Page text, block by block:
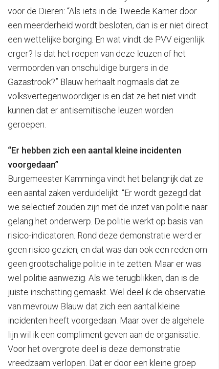
voor de Dieren: “Als iets in de Tweede Kamer door
een meerderheid wordt besloten, dan is er niet direct
een wettelijke borging. En wat vindt de PVV eigenlijk
erger? Is dat het roepen van deze leuzen of het
vermoorden van onschuldige burgers in de
Gazastrook?” Blauw herhaalt nogmaals dat ze
volksvertegenwoordiger is en dat ze het niet vindt
kunnen dat er antisemitische leuzen worden
geroepen.
“Er hebben zich een aantal kleine incidenten
voorgedaan”
Burgemeester Kamminga vindt het belangrijk dat ze
een aantal zaken verduidelijkt: “Er wordt gezegd dat
we selectief zouden zijn met de inzet van politie naar
gelang het onderwerp. De politie werkt op basis van
risico-indicatoren. Rond deze demonstratie werd er
geen risico gezien, en dat was dan ook een reden om
geen grootschalige politie in te zetten. Maar er was
wel politie aanwezig. Als we terugblikken, dan is de
juiste inschatting gemaakt. Wel deel ik de observatie
van mevrouw Blauw dat zich een aantal kleine
incidenten heeft voorgedaan. Maar over de algehele
lijn wil ik een compliment geven aan de organisatie.
Voor het overgrote deel is deze demonstratie
vreedzaam verlopen. Dat er door een kleine groep